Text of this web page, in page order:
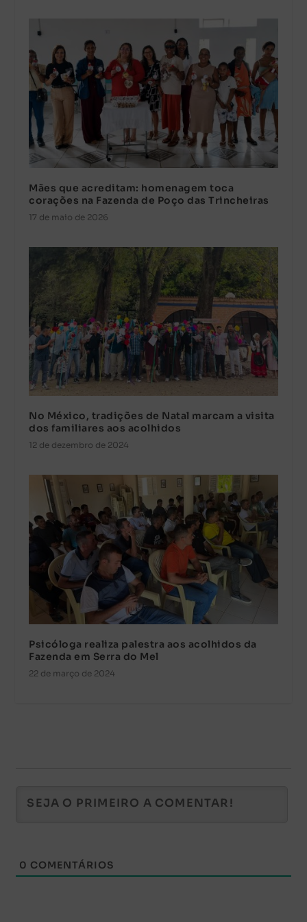
Mães que acreditam: homenagem toca
corações na Fazenda de Poço das Trincheiras
17 de maio de 2026
No México, tradições de Natal marcam a visita
dos familiares aos acolhidos
12 de dezembro de 2024
Psicóloga realiza palestra aos acolhidos da
Fazenda em Serra do Mel
22 de março de 2024
0 COMENTÁRIOS